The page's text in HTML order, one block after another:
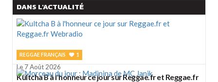
DANS L'ACTUALITÉ
REGGAE FRANÇAIS 1
Le 7 Août 2026
Kultcha B à l'honneur ce jour sur Reggae.fr et Reggae.fr